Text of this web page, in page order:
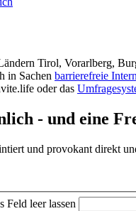
Tirol, Vorarlberg,
in Sachen barrierefreie
oder das
- und eine
und provokant direkt
Feld leer lassen